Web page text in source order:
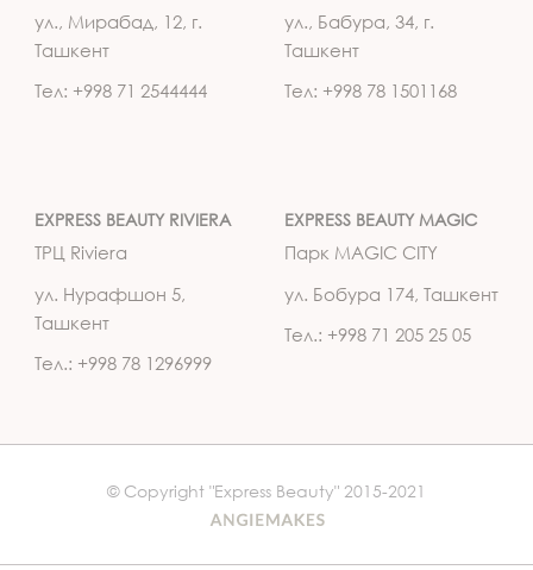
ул., Мирабад, 12, г.
Ташкент
Тел: +998 71 2544444
ул., Бабура, 34, г.
Ташкент
Тел: +998 78 1501168
EXPRESS BEAUTY RIVIERA
ТРЦ Riviera
ул. Нурафшон 5,
Ташкент
Тел.: +998 78 1296999
EXPRESS BEAUTY MAGIC
Парк MAGIC CITY
ул. Бобура 174, Ташкент
Тел.: +998 71 205 25 05
© Copyright "Express Beauty" 2015-2021